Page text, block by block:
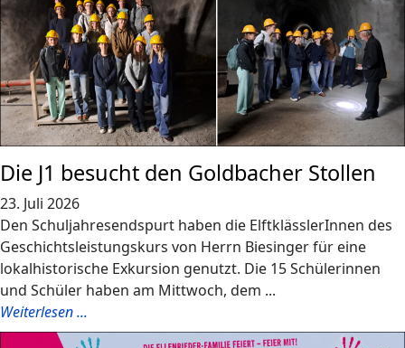
Die J1 besucht den Goldbacher Stollen
23. Juli 2026
Den Schuljahresendspurt haben die ElftklässlerInnen des
Geschichtsleistungskurs von Herrn Biesinger für eine
lokalhistorische Exkursion genutzt. Die 15 Schülerinnen
und Schüler haben am Mittwoch, dem ...
Weiterlesen ...